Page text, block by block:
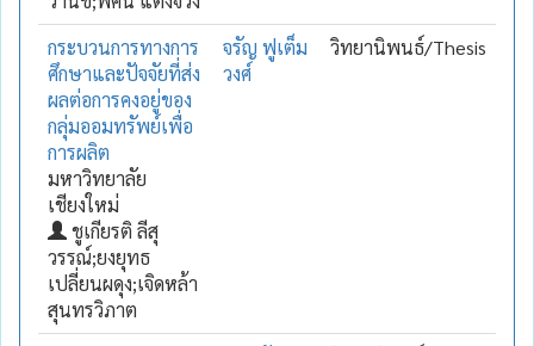
กระบวนการทางการ
ศึกษาและปัจจัยที่ส่ง
ผลต่อการคงอยู่ของ
กลุ่มออมทรัพย์เพื่อ
การผลิต
มหาวิทยาลัย
เชียงใหม่
ชูเกียรติ ลีสุ
วรรณ์;ยงยุทธ
เปลี่ยนผดุง;เจิดหล้า
สุนทรวิภาต
จรัญ ฟูเต็ม
วงศ์
วิทยานิพนธ์/Thesis